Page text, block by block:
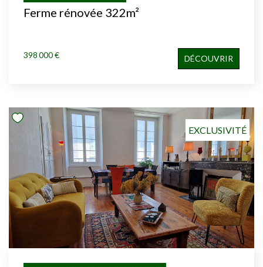
Ferme rénovée 322m²
398 000 € DÉCOUVRIR
EXCLUSIVITÉ